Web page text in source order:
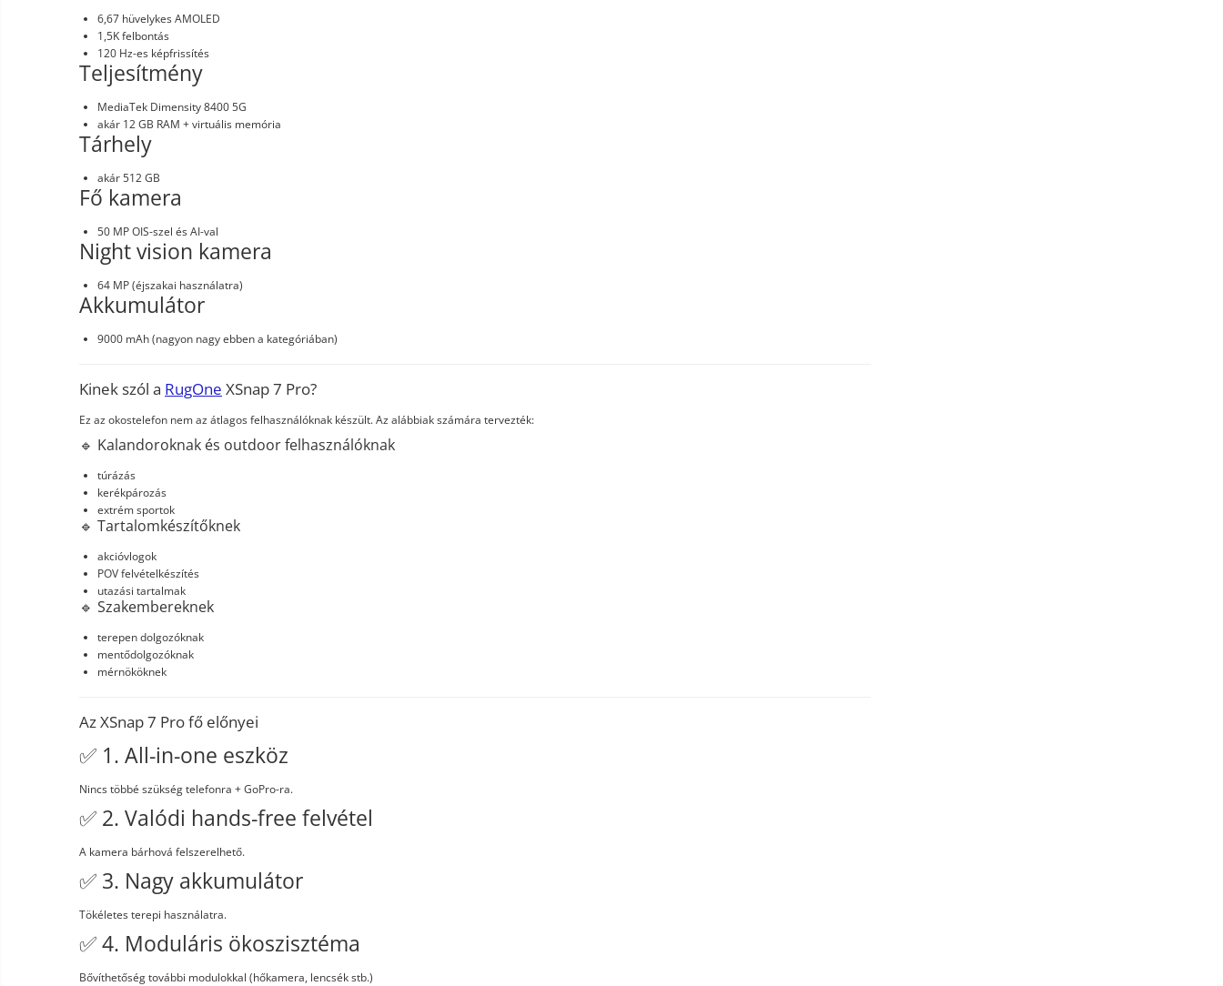
6,67 hüvelykes AMOLED
1,5K felbontás
120 Hz-es képfrissítés
Teljesítmény
MediaTek Dimensity 8400 5G
akár 12 GB RAM + virtuális memória
Tárhely
akár 512 GB
Fő kamera
50 MP OIS-szel és AI-val
Night vision kamera
64 MP (éjszakai használatra)
Akkumulátor
9000 mAh (nagyon nagy ebben a kategóriában)
Kinek szól a RugOne XSnap 7 Pro?
Ez az okostelefon nem az átlagos felhasználóknak készült. Az alábbiak számára tervezték:
🔹 Kalandoroknak és outdoor felhasználóknak
túrázás
kerékpározás
extrém sportok
🔹 Tartalomkészítőknek
akcióvlogok
POV felvételkészítés
utazási tartalmak
🔹 Szakembereknek
terepen dolgozóknak
mentődolgozóknak
mérnököknek
Az XSnap 7 Pro fő előnyei
✅ 1. All-in-one eszköz
Nincs többé szükség telefonra + GoPro-ra.
✅ 2. Valódi hands-free felvétel
A kamera bárhová felszerelhető.
✅ 3. Nagy akkumulátor
Tökéletes terepi használatra.
✅ 4. Moduláris ökoszisztéma
Bővíthetőség további modulokkal (hőkamera, lencsék stb.)